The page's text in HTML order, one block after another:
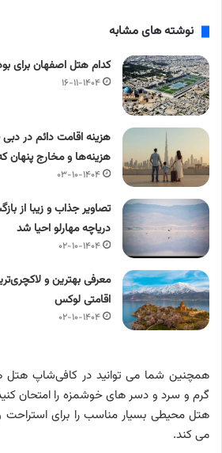
نوشته های مشابه
کدام هتل اصفهان برای
۱۶-۱۱-۱۴۰۴
هزینه اقامت دائم در
هزینه‌ها و مخارج پنهان
۰۳-۱۰-۱۴۰۴
تصاویر جذاب و زیبا از
دریاچه مهارلو احیا شد
۰۲-۱۰-۱۴۰۴
معرفی بهترین و
اقامتی لوکس
۰۲-۱۰-۱۴۰۴
گرم و سرد و دسر های خوشمزه را امتحان
هتل محیطی بسیار مناسب را برای استراحت
می کند.